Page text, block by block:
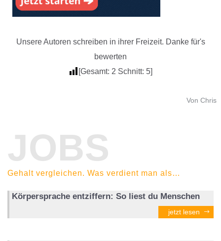
Unsere Autoren schreiben in ihrer Freizeit. Danke für's
bewerten
[Gesamt: 2 Schnitt: 5]
Von Chris
JOBS
Gehalt vergleichen. Was verdient man als…
Körpersprache entziffern: So liest du Menschen
jetzt lesen